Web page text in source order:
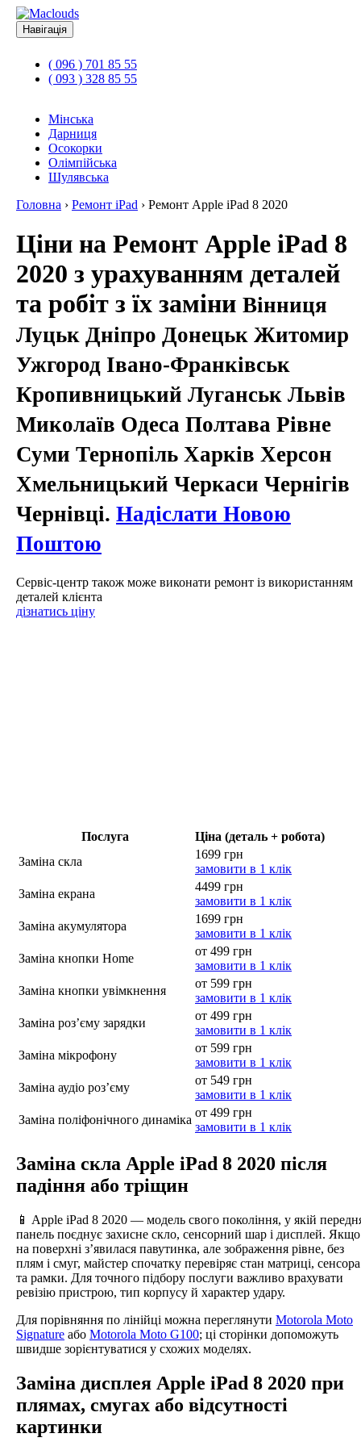
Навігація
( 096 ) 701 85 55
( 093 ) 328 85 55
Мінська
Дарниця
Осокорки
Олімпійська
Шулявська
Головна › Ремонт iPad › Ремонт Apple iPad 8 2020
Ціни на Ремонт Apple iPad 8
2020 з урахуванням деталей
та робіт з їх заміни Вінниця
Луцьк Дніпро Донецьк Житомир
Ужгород Івано-Франківськ
Кропивницький Луганськ Львів
Миколаїв Одеса Полтава Рівне
Суми Тернопіль Харків Херсон
Хмельницький Черкаси Чернігів
Чернівці. Надіслати Новою
Поштою
Сервіс-центр також може виконати ремонт із використанням
деталей клієнта
дізнатись ціну
Послуга
Ціна (деталь + робота)
Заміна скла
1699 грн
замовити в 1 клік
Заміна екрана
4499 грн
замовити в 1 клік
Заміна акумулятора
1699 грн
замовити в 1 клік
Заміна кнопки Home
от 499 грн
замовити в 1 клік
Заміна кнопки увімкнення
от 599 грн
замовити в 1 клік
Заміна роз’єму зарядки
от 499 грн
замовити в 1 клік
Заміна мікрофону
от 599 грн
замовити в 1 клік
Заміна аудіо роз’єму
от 549 грн
замовити в 1 клік
Заміна поліфонічного динаміка
от 499 грн
замовити в 1 клік
Заміна скла Apple iPad 8 2020 після
падіння або тріщин
📱 Apple iPad 8 2020 — модель свого покоління, у якій
панель поєднує захисне скло, сенсорний шар і дисплей. Якщо
на поверхні з’явилася павутинка, але зображення рівне, без
плям і смуг, майстер спочатку перевіряє стан матриці, сенсора
та рамки. Для точного підбору послуги важливо врахувати
ревізію пристрою, тип корпусу й характер удару.
Для порівняння по лінійці можна переглянути Motorola Moto
Signature або Motorola Moto G100; ці сторінки допоможуть
швидше зорієнтуватися у схожих моделях.
Заміна дисплея Apple iPad 8 2020 при
плямах, смугах або відсутності
картинки